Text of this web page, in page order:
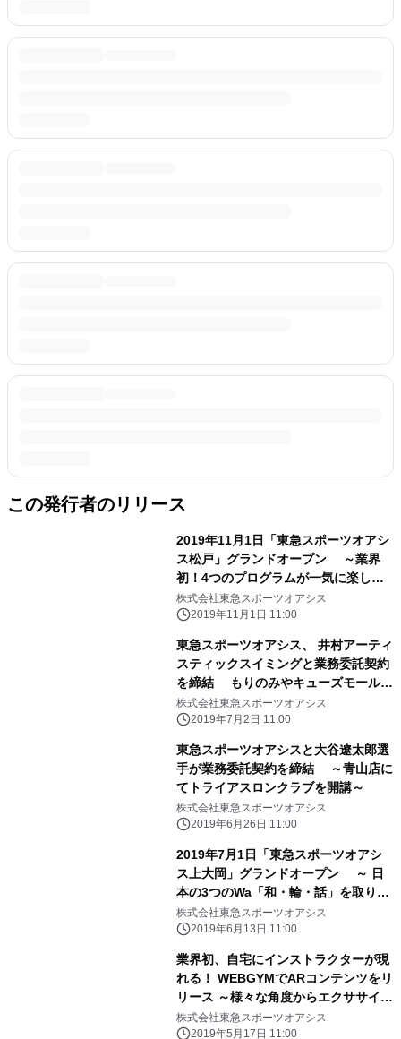
この発行者のリリース
2019年11月1日「東急スポーツオアシ
ス松戸」グランドオープン ～業界
初！4つのプログラムが一気に楽しめ
る クワトロスタジオを初導入～
株式会社東急スポーツオアシス
2019年11月1日 11:00
東急スポーツオアシス、 井村アーティ
スティックスイミングと業務委託契約
を締結 もりのみやキューズモール店
にてスクールを7月2日に開講
株式会社東急スポーツオアシス
2019年7月2日 11:00
東急スポーツオアシスと大谷遼太郎選
手が業務委託契約を締結 ～青山店に
てトライアスロンクラブを開講～
株式会社東急スポーツオアシス
2019年6月26日 11:00
2019年7月1日「東急スポーツオアシ
ス上大岡」グランドオープン ～ 日
本の3つのWa「和・輪・話」を取り入
れたWaFuGYMが誕生 ～
株式会社東急スポーツオアシス
2019年6月13日 11:00
業界初、自宅にインストラクターが現
れる！ WEBGYMでARコンテンツをリ
リース ～様々な角度からエクササイズ
フォームが確認できる～
株式会社東急スポーツオアシス
2019年5月17日 11:00